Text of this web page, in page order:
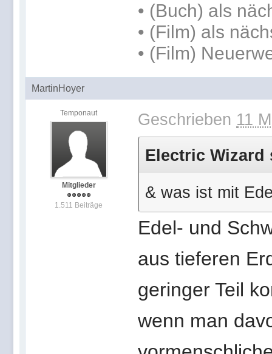
• (Buch) als
• (Film) als
• (Film)
MartinHoyer
Temponaut
Mitglieder
1.511 Beiträge
Geschrieben 11
Electric Wizard
& was ist mit
Edel- und
aus tieferen
geringer Teil
wenn man